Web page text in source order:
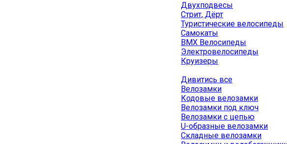
Двухподвесы
Стрит, Дёрт
Туристические велосипеды
Самокаты
BMX Велосипеды
Электровелосипеды
Круизеры
Дивитись все
Велозамки
Кодовые велозамки
Велозамки под ключ
Велозамки с цепью
U-образные велозамки
Складные велозамки